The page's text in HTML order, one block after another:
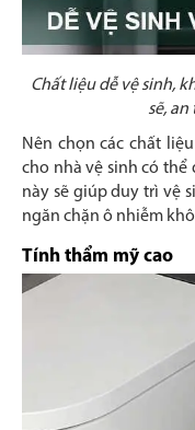
Chất liệu dễ vệ sinh,
sẽ,
Nên chọn các chất
cho nhà vệ sinh có thể
này sẽ giúp duy trì vệ
ngăn chặn ô nhiễm
Tính thẩm mỹ cao